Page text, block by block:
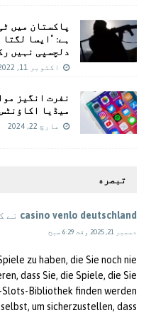
پاکستان میں
ہے: "ایسا
دلچسپی نہیں
اکتوبر 11, 2022
میڈیا اکاؤنٹس
مارچ 22, 2024
تبصره
casino venlo deutschland نے
دسمبر 21, 2025 وقت 6:29 صبح
zu haben, die Sie noch nie
dass Sie, die Spiele, die Sie
Bibliothek finden werden.
um sicherzustellen, dass